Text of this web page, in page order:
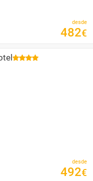
desde
482€
desde
492€